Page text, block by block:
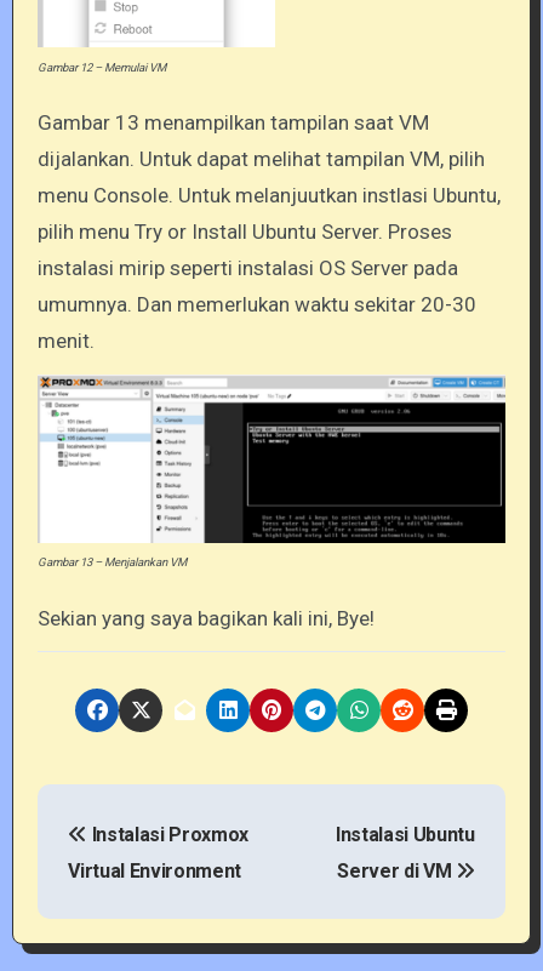
Gambar 12 – Memulai VM
Gambar 13 menampilkan tampilan saat VM
dijalankan. Untuk dapat melihat tampilan VM, pilih
menu Console. Untuk melanjuutkan instlasi Ubuntu,
pilih menu Try or Install Ubuntu Server. Proses
instalasi mirip seperti instalasi OS Server pada
umumnya. Dan memerlukan waktu sekitar 20-30
menit.
Gambar 13 – Menjalankan VM
Sekian yang saya bagikan kali ini, Bye!
P
s
t
Instalasi Proxmox
Virtual Environment
Instalasi Ubuntu
Server di VM